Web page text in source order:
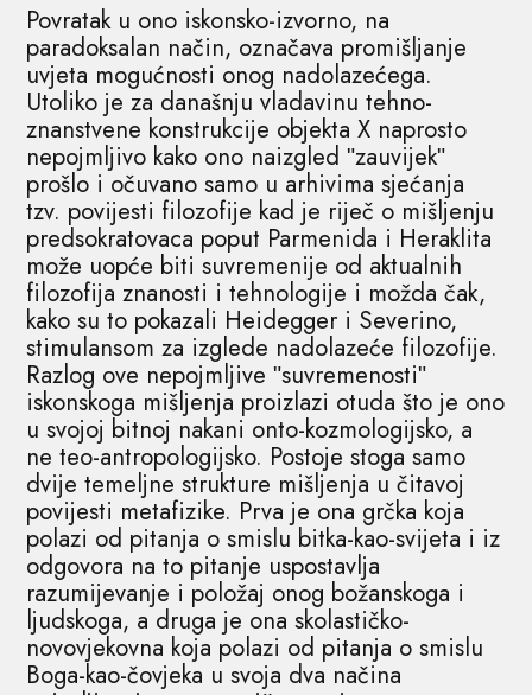
Povratak u ono iskonsko-izvorno, na
paradoksalan način, označava promišljanje
uvjeta mogućnosti onog nadolazećega.
Utoliko je za današnju vladavinu tehno-
znanstvene konstrukcije objekta X naprosto
nepojmljivo kako ono naizgled ʺzauvijekʺ
prošlo i očuvano samo u arhivima sjećanja
tzv. povijesti filozofije kad je riječ o mišljenju
predsokratovaca poput Parmenida i Heraklita
može uopće biti suvremenije od aktualnih
filozofija znanosti i tehnologije i možda čak,
kako su to pokazali Heidegger i Severino,
stimulansom za izglede nadolazeće filozofije.
Razlog ove nepojmljive ʺsuvremenostiʺ
iskonskoga mišljenja proizlazi otuda što je ono
u svojoj bitnoj nakani onto-kozmologijsko, a
ne teo-antropologijsko. Postoje stoga samo
dvije temeljne strukture mišljenja u čitavoj
povijesti metafizike. Prva je ona grčka koja
polazi od pitanja o smislu bitka-kao-svijeta i iz
odgovora na to pitanje uspostavlja
razumijevanje i položaj onog božanskoga i
ljudskoga, a druga je ona skolastičko-
novovjekovna koja polazi od pitanja o smislu
Boga-kao-čovjeka u svoja dva načina